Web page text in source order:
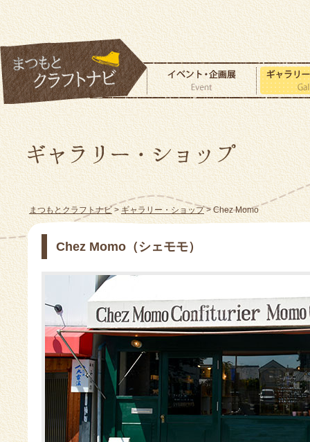
まつもとクラフトナビ>ギャラリー・ショップ> Chez Momo
Chez Momo（シェモモ）